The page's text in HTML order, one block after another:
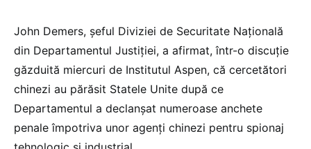
John Demers, şeful Diviziei de Securitate Naţională
din Departamentul Justiţiei, a afirmat, într-o discuţie
găzduită miercuri de Institutul Aspen, că cercetători
chinezi au părăsit Statele Unite după ce
Departamentul a declanşat numeroase anchete
penale împotriva unor agenţi chinezi pentru spionaj